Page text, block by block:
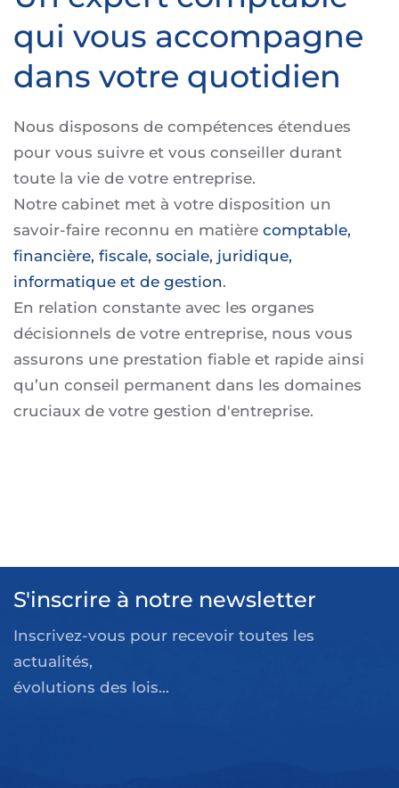
qui vous accompagne
dans votre quotidien
Nous disposons de compétences étendues
pour vous suivre et vous conseiller durant
toute la vie de votre entreprise.
Notre cabinet met à votre disposition un
savoir-faire reconnu en matière comptable,
financière, fiscale, sociale, juridique,
informatique et de gestion.
En relation constante avec les organes
décisionnels de votre entreprise, nous vous
assurons une prestation fiable et rapide ainsi
qu’un conseil permanent dans les domaines
cruciaux de votre gestion d'entreprise.
S'inscrire à notre newsletter
Inscrivez-vous pour recevoir toutes les
actualités,
évolutions des lois...